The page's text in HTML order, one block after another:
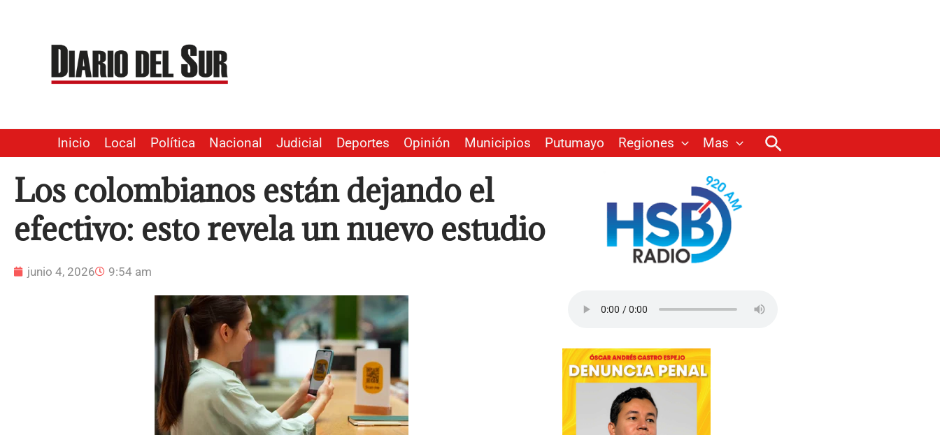
contenido
Inicio Local Política Nacional Judicial Deportes Opinión Municipios Putumayo Regiones Mas Buscar
Los colombianos están dejando el
efectivo: esto revela un nuevo estudio
junio 4, 2026 9:54 am